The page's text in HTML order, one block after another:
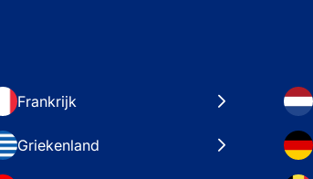
Frankrijk
Griekenland